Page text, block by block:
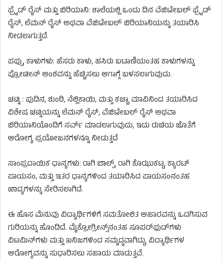
ಫ್ರೈಡ್ ರೈಸ್ ಮತ್ತು ಬಿರಿಯಾನಿ: ಶಾಲೆಯಲ್ಲಿ ಒಂದು ದಿನ ವೆಜಿಟೇಬಲ್ ಫ್ರೈಡ್
ರೈಸ್, ಲೆಮನ್ ರೈಸ್ ಅಥವಾ ವೆಜಿಟೇಬಲ್ ಬಿರಿಯಾನಿಯನ್ನು ತಯಾರಿಸಿ
ನೀಡಲಾಗುತ್ತದೆ.
ಪಪ್ಪು, ಕಾಳುಗಳು: ಹೆಸರು ಕಾಳು, ಹಸಿರು ಬಟಾಣಿಯಂತಹ ಕಾಳುಗಳನ್ನು
ಪ್ರೋಟೀನ್ ಅಂಶವನ್ನು ಹೆಚ್ಚಿಸಲು ಆಗಾಗ್ಗೆ ಬಳಸಲಾಗುವುದು.
ಚಟ್ನಿ : ಪುದಿನ, ಶುಂಠಿ, ನೆಲ್ಲಿಕಾಯಿ, ಮತ್ತು ಕಚ್ಚಾ ಮಾವಿನಿಂದ ತಯಾರಿಸಿದ
ವಿಶೇಷ ಚಟ್ನಿಯನ್ನು ಲೆಮನ್ ರೈಸ್, ವೆಜಿಟೇಬಲ್ ರೈಸ್ ಅಥವಾ
ಬಿರಿಯಾನಿಯೊಂದಿಗೆ ಸರ್ವ್ ಮಾಡಲಾಗುವುದು, ಇದು ರುಚಿಯ ಜೊತೆಗೆ
ಆರೋಗ್ಯ ಪ್ರಯೋಜನಗಳನ್ನೂ ನೀಡುತ್ತದೆ
ಸಾಂಪ್ರದಾಯಿಕ ಧಾನ್ಯಗಳು: ರಾಗಿ ಬಾಲ್ಸ್, ರಾಗಿ ಕೊಝುಕಟ್ಟ, ಕ್ಯಾರಟ್
ಪಾಯಸಂ, ಮತ್ತು ಇತರ ಧಾನ್ಯಗಳಿಂದ ತಯಾರಿಸಿದ ಪಾಯಸಂನಂತಹ
ಖಾದ್ಯಗಳನ್ನು ಸೇರಿಸಲಾಗಿದೆ.
ಈ ಹೊಸ ಮೆನುವು ವಿದ್ಯಾರ್ಥಿಗಳಿಗೆ ಸಮತೋಲಿತ ಆಹಾರವನ್ನು ಒದಗಿಸುವ
ಗುರಿಯನ್ನು ಹೊಂದಿದೆ. ಮೈಕ್ರೋಗ್ರೀನ್ಸ್‌ನಂತಹ ಸೂಪರ್‌ಫುಡ್‌ಗಳು
ವಿಟಮಿನ್‌ಗಳು ಮತ್ತು ಖನಿಜಗಳಿಂದ ಸಮೃದ್ಧವಾಗಿದ್ದು, ವಿದ್ಯಾರ್ಥಿಗಳ
ಆರೋಗ್ಯವನ್ನು ಸುಧಾರಿಸಲು ಸಹಾಯ ಮಾಡುತ್ತವೆ.